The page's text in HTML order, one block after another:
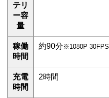
テリ
ー容
量
稼働
時間
約90分 ※1080P 30FPS
充電
時間
2時間